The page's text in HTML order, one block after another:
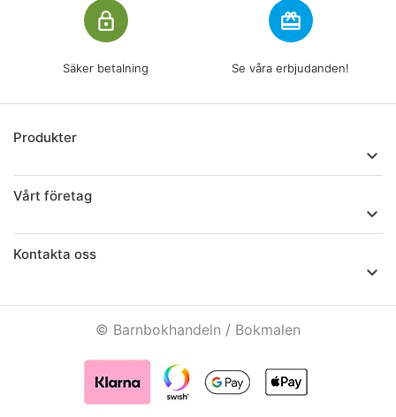
lock_outline
Säker betalning
redeem
Se våra erbjudanden!
Produkter

Vårt företag

Kontakta oss

© Barnbokhandeln / Bokmalen